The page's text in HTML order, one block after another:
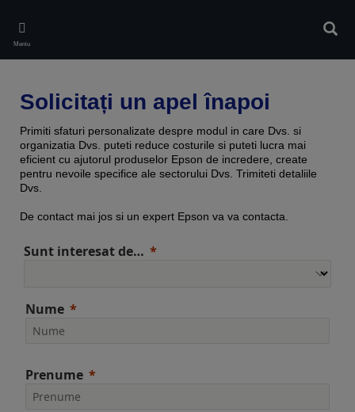
main
content
Meniu
Solicitați un apel înapoi
Primiti sfaturi personalizate despre modul in care Dvs. si
organizatia Dvs. puteti reduce costurile si puteti lucra mai
eficient cu ajutorul produselor Epson de incredere, create
pentru nevoile specifice ale sectorului Dvs. Trimiteti detaliile
Dvs.
De contact mai jos si un expert Epson va va contacta.
Sunt interesat de…
Nume
Prenume